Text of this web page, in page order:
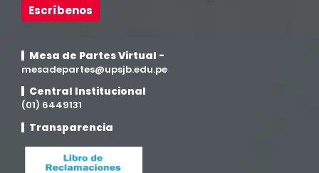
Escríbenos
Mesa de Partes Virtual -
mesadepartes@upsjb.edu.pe
Central Institucional
(01) 6449131
Transparencia